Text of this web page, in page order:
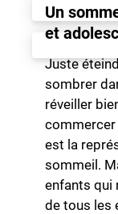
Un
et
Juste
sombrer
réveiller
commercer
est la
sommeil.
enfants qui
de tous les